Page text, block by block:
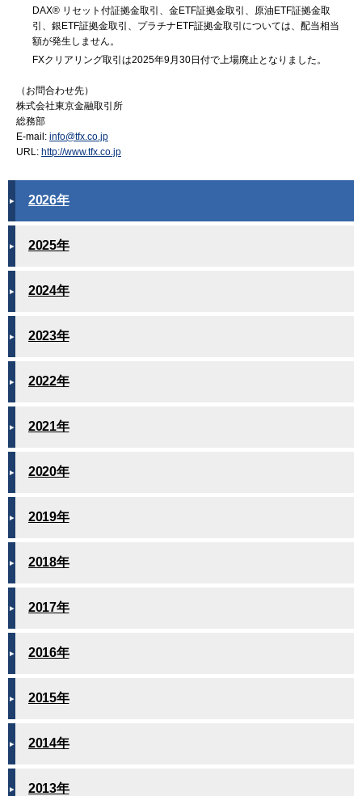
DAX® リセット付証拠金取引、金ETF証拠金取引、原油ETF証拠金取
引、銀ETF証拠金取引、プラチナETF証拠金取引については、配当相当
額が発生しません。
FXクリアリング取引は2025年9月30日付で上場廃止となりました。
（お問合わせ先）
株式会社東京金融取引所
総務部
E-mail: info@tfx.co.jp
URL: http://www.tfx.co.jp
2026年
2025年
2024年
2023年
2022年
2021年
2020年
2019年
2018年
2017年
2016年
2015年
2014年
2013年